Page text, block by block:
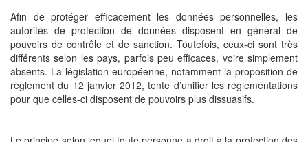
Afin de protéger efficacement les données personnelles, les
autorités de protection de données disposent en général de
pouvoirs de contrôle et de sanction. Toutefois, ceux-ci sont très
différents selon les pays, parfois peu efficaces, voire simplement
absents. La législation européenne, notamment la proposition de
règlement du 12 janvier 2012, tente d’unifier les réglementations
pour que celles-ci disposent de pouvoirs plus dissuasifs.